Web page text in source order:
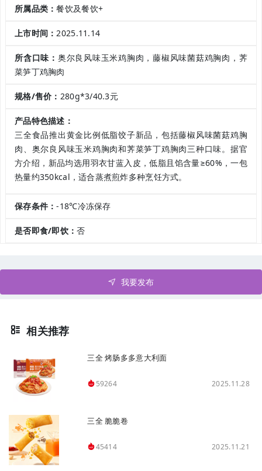
所属品类：餐饮及餐饮+
上市时间：2025.11.14
所含口味： 奥尔良风味玉米鸡胸肉，藤椒风味菌菇鸡胸肉，荠
菜笋丁鸡胸肉
规格/售价： 280g*3/40.3元
产品特色描述：
三全食品推出黄金比例低脂饺子新品，包括藤椒风味菌菇鸡胸
肉、奥尔良风味玉米鸡胸肉和荠菜笋丁鸡胸肉三种口味。据官
方介绍，新品均选用羽衣甘蓝入皮，低脂且馅含量≥60%，一包
热量约350kcal，适合蒸煮煎炸多种烹饪方式。
保存条件：-18℃冷冻保存
是否即食/即饮：否
我要发布
相关推荐
三全 烤肠多多意大利面
59264 2025.11.28
三全 脆脆卷
45414 2025.11.21